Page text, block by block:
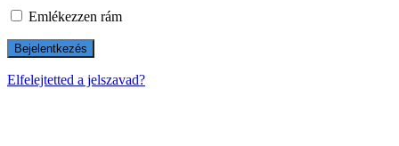
Emlékezzen rám
Elfelejtetted a jelszavad?